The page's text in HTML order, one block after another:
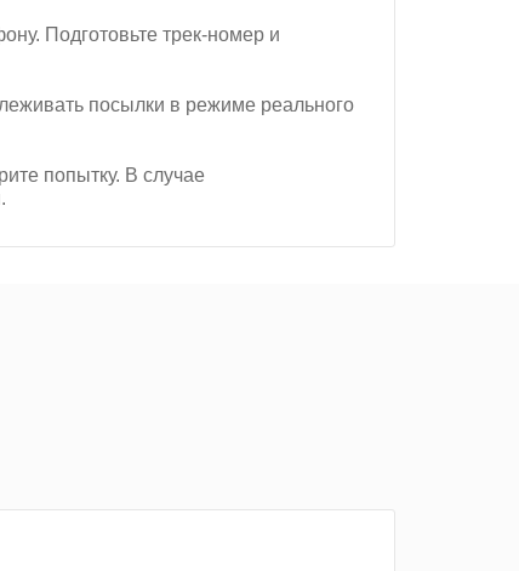
Подготовьте трек-номер и
посылки в режиме реального
попытку. В случае